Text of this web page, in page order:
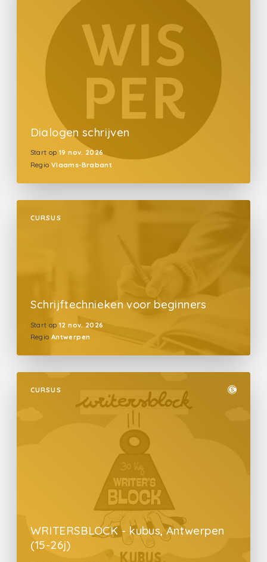
Dialogen schrijven
Start op 19 nov. 2026
Regio Vlaams-Brabant
CURSUS
Schrijftechnieken voor beginners
Start op 12 nov. 2026
Regio Antwerpen
CURSUS
WRITERSBLOCK - kubus, Antwerpen
(15-26j)